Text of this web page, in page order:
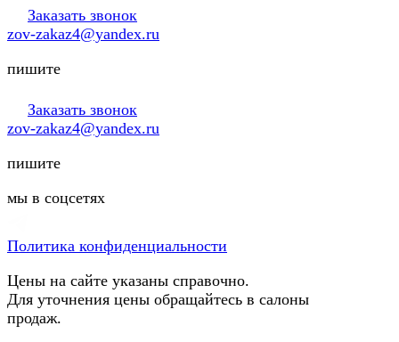
Заказать звонок
zov-zakaz4@yandex.ru
пишите
Заказать звонок
zov-zakaz4@yandex.ru
пишите
мы в соцсетях
Политика конфиденциальности
Цены на сайте указаны справочно.
Для уточнения цены обращайтесь в салоны
продаж.